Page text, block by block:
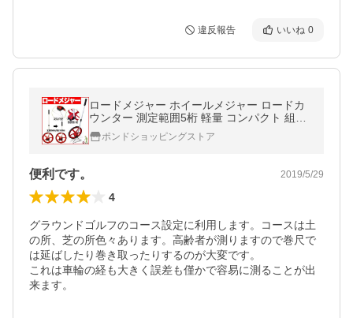
違反報告 いいね 0
ロードメジャー ホイールメジャー ロードカ
ウンター 測定範囲5桁 軽量 コンパクト 組立
式 スタンド付 キャリングケース付 グラウン
ド 体育器具 距離 計測 AT005
ポンドショッピングストア
便利です。 2019/5/29
4
グラウンドゴルフのコース設定に利用します。コースは土
の所、芝の所色々あります。高齢者が測りますので巻尺で
は延ばしたり巻き取ったりするのが大変です。
これは車輪の経も大きく誤差も僅かで容易に測ることが出
来ます。